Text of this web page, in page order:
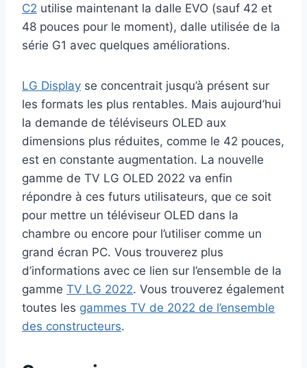
C2 utilise maintenant la dalle EVO (sauf 42 et
48 pouces pour le moment), dalle utilisée de la
série G1 avec quelques améliorations.
LG Display se concentrait jusqu’à présent sur
les formats les plus rentables. Mais aujourd’hui
la demande de téléviseurs OLED aux
dimensions plus réduites, comme le 42 pouces,
est en constante augmentation. La nouvelle
gamme de TV LG OLED 2022 va enfin
répondre à ces futurs utilisateurs, que ce soit
pour mettre un téléviseur OLED dans la
chambre ou encore pour l’utiliser comme un
grand écran PC. Vous trouverez plus
d’informations avec ce lien sur l’ensemble de la
gamme TV LG 2022. Vous trouverez également
toutes les gammes TV de 2022 de l’ensemble
des constructeurs.